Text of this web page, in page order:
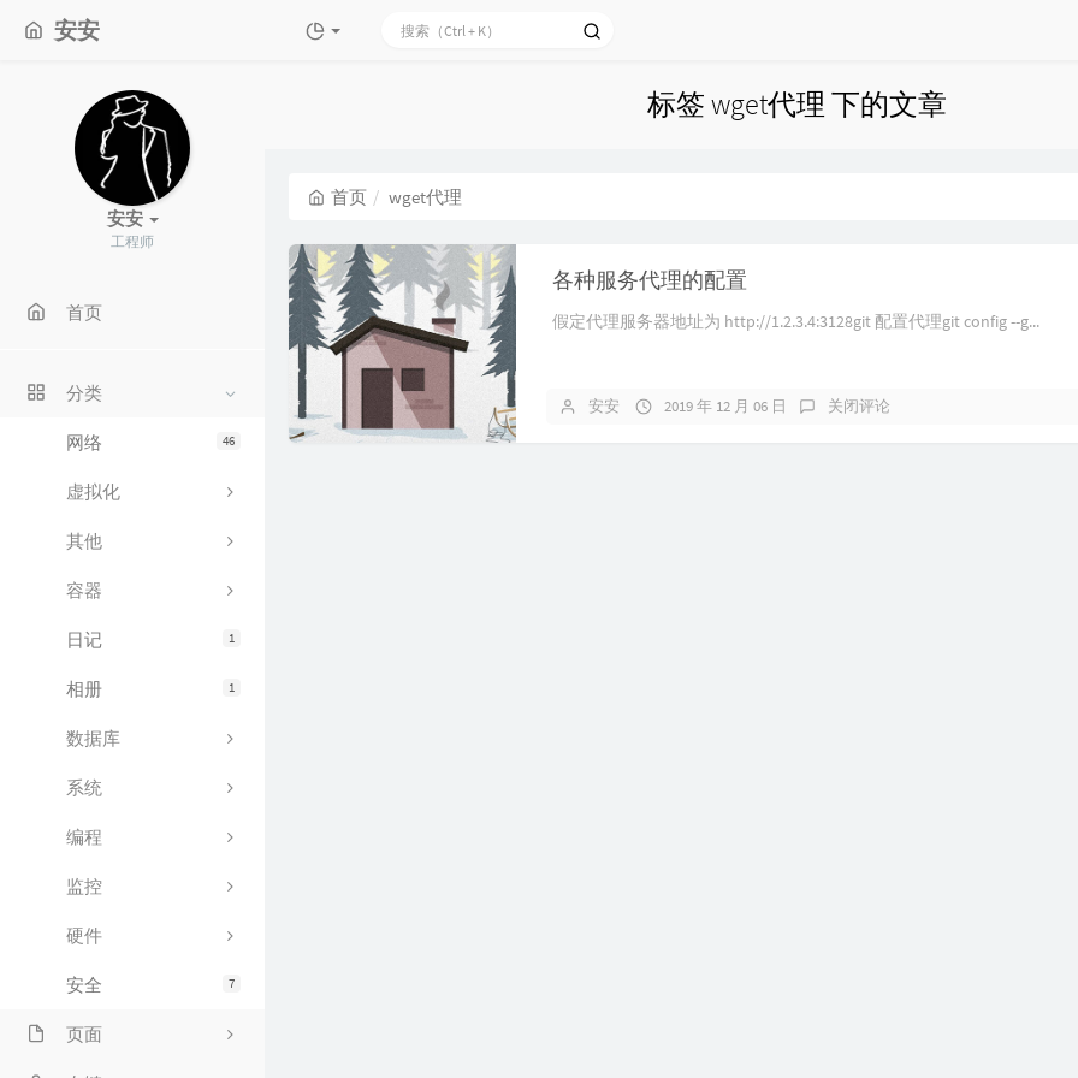
安安
安安
工程师
首页
分类
46
网络
虚拟化
其他
容器
1
日记
1
相册
数据库
系统
编程
监控
硬件
7
安全
页面
标签 wget代理 下的文章
首页 wget代理
各种服务代理的配置
假定代理服务器地址为 http://1.2.3.4:3128git 配置代理git config --g...
安安 2019 年 12 月 06 日 关闭评论